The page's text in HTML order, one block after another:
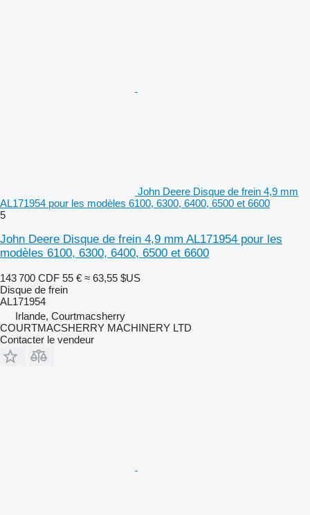
John Deere Disque de frein 4,9 mm
AL171954 pour les modèles 6100, 6300, 6400, 6500 et 6600
5
John Deere Disque de frein 4,9 mm AL171954 pour les
modèles 6100, 6300, 6400, 6500 et 6600
143 700 CDF 55 € ≈ 63,55 $US
Disque de frein
AL171954
Irlande, Courtmacsherry
COURTMACSHERRY MACHINERY LTD
Contacter le vendeur